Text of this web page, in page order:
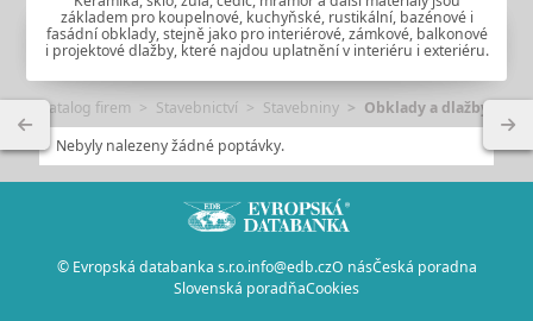
základem pro koupelnové, kuchyňské, rustikální, bazénové i
fasádní obklady, stejně jako pro interiérové, zámkové, balkonové
i projektové dlažby, které najdou uplatnění v interiéru i exteriéru.
Katalog firem Stavebnictví Stavebniny
Obklady a dlažby
Nebyly nalezeny žádné poptávky.
© Evropská databanka s.r.o.info@edb.czO násČeská poradna
Slovenská poradňaCookies